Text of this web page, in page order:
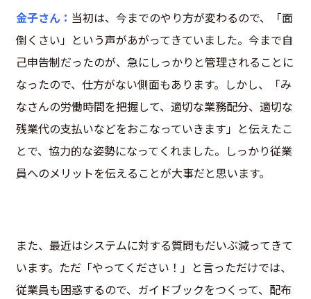
金子さん： 当初は、今までのやり方が変わるので、「面
倒くさい」という声があがってきていました。今まで自
己申告制だったのが、急にしっかりと管理されることに
なったので、仕方がない側面もあります。しかし、「み
なさんの労働時間を把握して、適切な業務配分、適切な
残業代の支払いなどをおこなっていきます」と伝えたこ
とで、協力的な姿勢になってくれました。しっかり従業
員へのメリットを伝えることが大事だと思います。
また、最近はシステムに対する質問もだいぶ減ってきて
います。ただ「やってください！」と言っただけでは、
従業員も困惑するので、ガイドブックをつくって、配布